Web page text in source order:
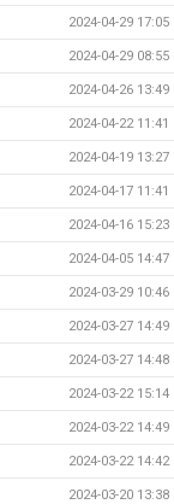
2024-04-29 17:05
2024-04-29 08:55
2024-04-26 13:49
2024-04-22 11:41
2024-04-19 13:27
2024-04-17 11:41
2024-04-16 15:23
2024-04-05 14:47
2024-03-29 10:46
2024-03-27 14:49
2024-03-27 14:48
2024-03-22 15:14
2024-03-22 14:49
2024-03-22 14:42
2024-03-20 13:38